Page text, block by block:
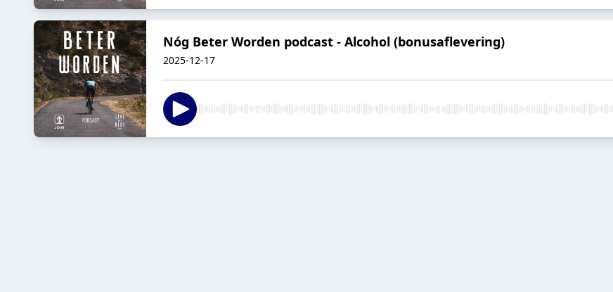
Nóg Beter Worden podcast - Alcohol (bonusaflevering)
2025-12-17